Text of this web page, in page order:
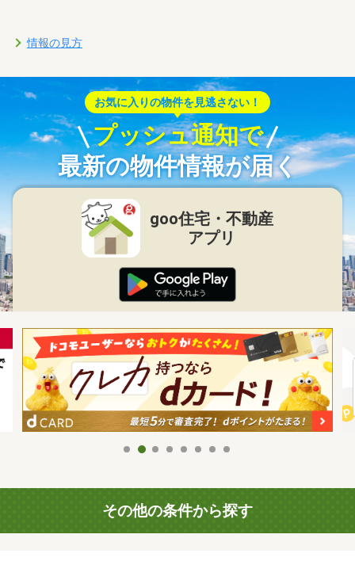
情報の見方
お気に入りの物件を見逃さない！
プッシュ通知で
最新の物件情報が届く
goo住宅・不動産
アプリ
その他の条件から探す